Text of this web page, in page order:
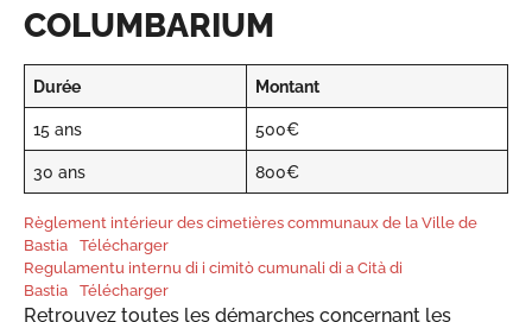
COLUMBARIUM
Durée Montant
15 ans 500€
30 ans 800€
Règlement intérieur des cimetières communaux de la Ville de
Bastia
Télécharger
Regulamentu internu di i cimitò cumunali di a Cità di
Bastia
Télécharger
Retrouvez toutes les démarches concernant les